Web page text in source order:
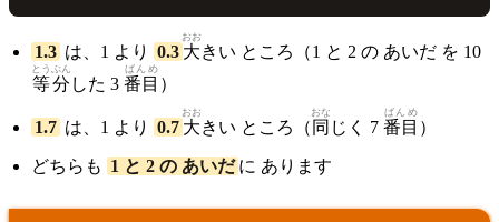
1.3 は、1 より 0.3 大
おお
きい ところ（1 と 2 の あいだ を 10
等分
とうぶん
した 3 番目
ばんめ
）
1.7 は、1 より 0.7 大
おお
きい ところ（ 同
おな
じく 7 番目
ばんめ
）
どちらも 1 と 2 の あいだ に あります